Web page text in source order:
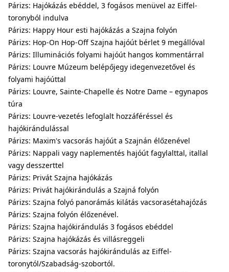
Párizs: Hajókázás ebéddel, 3 fogásos menüvel az Eiffel-
toronyból indulva
Párizs: Happy Hour esti hajókázás a Szajna folyón
Párizs: Hop-On Hop-Off Szajna hajóút bérlet 9 megállóval
Párizs: Illuminációs folyami hajóút hangos kommentárral
Párizs: Louvre Múzeum belépőjegy idegenvezetővel és
folyami hajóúttal
Párizs: Louvre, Sainte-Chapelle és Notre Dame – egynapos
túra
Párizs: Louvre-vezetés lefoglalt hozzáféréssel és
hajókirándulással
Párizs: Maxim's vacsorás hajóút a Szajnán élőzenével
Párizs: Nappali vagy naplementés hajóút fagylalttal, itallal
vagy desszerttel
Párizs: Privát Szajna hajókázás
Párizs: Privát hajókirándulás a Szajná folyón
Párizs: Szajna folyó panorámás kilátás vacsorasétahajózás
Párizs: Szajna folyón élőzenével.
Párizs: Szajna hajókirándulás 3 fogásos ebéddel
Párizs: Szajna hajókázás és villásreggeli
Párizs: Szajna vacsorás hajókirándulás az Eiffel-
toronytól/Szabadság-szobortól.